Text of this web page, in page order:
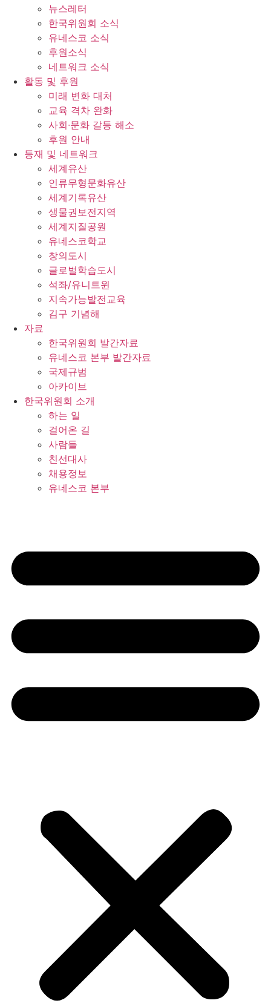
뉴스레터
한국위원회 소식
유네스코 소식
후원소식
네트워크 소식
활동 및 후원
미래 변화 대처
교육 격차 완화
사회∙문화 갈등 해소
후원 안내
등재 및 네트워크
세계유산
인류무형문화유산
세계기록유산
생물권보전지역
세계지질공원
유네스코학교
창의도시
글로벌학습도시
석좌/유니트윈
지속가능발전교육
김구 기념해
자료
한국위원회 발간자료
유네스코 본부 발간자료
국제규범
아카이브
한국위원회 소개
하는 일
걸어온 길
사람들
친선대사
채용정보
유네스코 본부